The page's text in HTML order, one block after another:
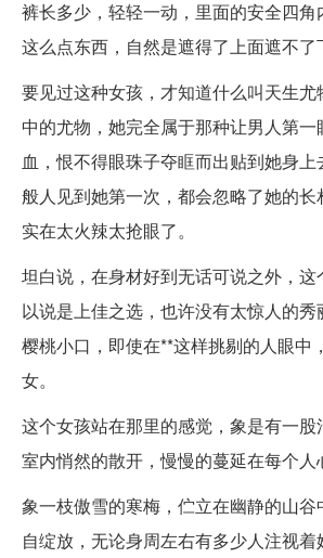
裤长多少，轻轻一动，里面的安全四
这么点东西，自然是遮得了上面遮不了
要见过这种女孩，才知道什么叫天生
中的尤物，她完全属于那种让男人第
血，恨不得眼珠子夺眶而出贴到她身
般人见到她第一次，都会忽略了她的
实在太火辣太抢眼了。
坦白说，在身材好到无话可说之外，
以说是上佳之选，也许没有太惊人的
樱桃小口，即使在**这样挑剔的人眼中
女。
这个女孩站在那里的感觉，象是有一
室内悄然的散开，慢慢的蔓延在每个人
象一枝傲雪的寒梅，伫立在幽静的山
自绽放，无论身周左右有多少人注视